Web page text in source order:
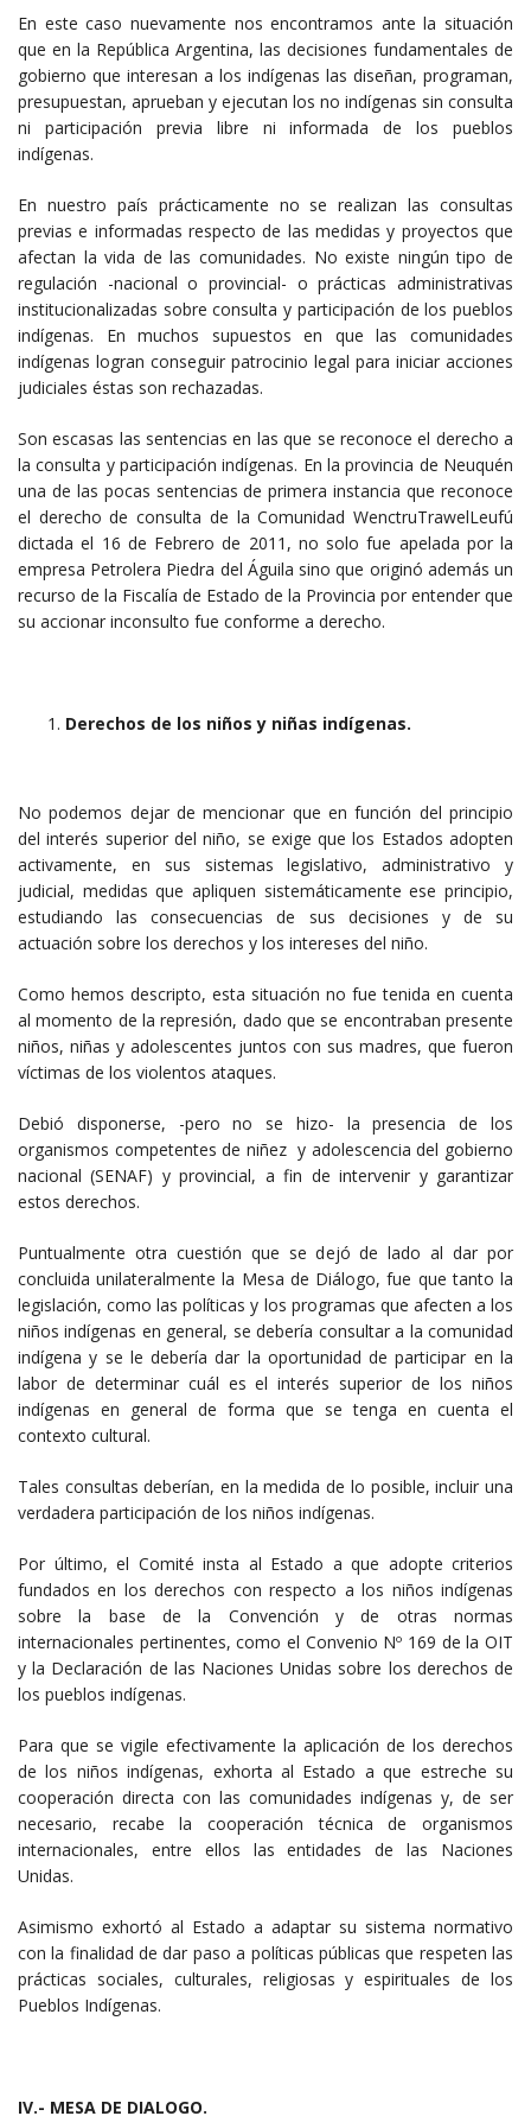
En este caso nuevamente nos encontramos ante la situación
que en la República Argentina, las decisiones fundamentales de
gobierno que interesan a los indígenas las diseñan, programan,
presupuestan, aprueban y ejecutan los no indígenas sin consulta
ni participación previa libre ni informada de los pueblos
indígenas.
En nuestro país prácticamente no se realizan las consultas
previas e informadas respecto de las medidas y proyectos que
afectan la vida de las comunidades. No existe ningún tipo de
regulación -nacional o provincial- o prácticas administrativas
institucionalizadas sobre consulta y participación de los pueblos
indígenas. En muchos supuestos en que las comunidades
indígenas logran conseguir patrocinio legal para iniciar acciones
judiciales éstas son rechazadas.
Son escasas las sentencias en las que se reconoce el derecho a
la consulta y participación indígenas. En la provincia de Neuquén
una de las pocas sentencias de primera instancia que reconoce
el derecho de consulta de la Comunidad WenctruTrawelLeufú
dictada el 16 de Febrero de 2011, no solo fue apelada por la
empresa Petrolera Piedra del Águila sino que originó además un
recurso de la Fiscalía de Estado de la Provincia por entender que
su accionar inconsulto fue conforme a derecho.
Derechos de los niños y niñas indígenas.
No podemos dejar de mencionar que en función del principio
del interés superior del niño, se exige que los Estados adopten
activamente, en sus sistemas legislativo, administrativo y
judicial, medidas que apliquen sistemáticamente ese principio,
estudiando las consecuencias de sus decisiones y de su
actuación sobre los derechos y los intereses del niño.
Como hemos descripto, esta situación no fue tenida en cuenta
al momento de la represión, dado que se encontraban presente
niños, niñas y adolescentes juntos con sus madres, que fueron
víctimas de los violentos ataques.
Debió disponerse, -pero no se hizo- la presencia de los
organismos competentes de niñez y adolescencia del gobierno
nacional (SENAF) y provincial, a fin de intervenir y garantizar
estos derechos.
Puntualmente otra cuestión que se dejó de lado al dar por
concluida unilateralmente la Mesa de Diálogo, fue que tanto la
legislación, como las políticas y los programas que afecten a los
niños indígenas en general, se debería consultar a la comunidad
indígena y se le debería dar la oportunidad de participar en la
labor de determinar cuál es el interés superior de los niños
indígenas en general de forma que se tenga en cuenta el
contexto cultural.
Tales consultas deberían, en la medida de lo posible, incluir una
verdadera participación de los niños indígenas.
Por último, el Comité insta al Estado a que adopte criterios
fundados en los derechos con respecto a los niños indígenas
sobre la base de la Convención y de otras normas
internacionales pertinentes, como el Convenio Nº 169 de la OIT
y la Declaración de las Naciones Unidas sobre los derechos de
los pueblos indígenas.
Para que se vigile efectivamente la aplicación de los derechos
de los niños indígenas, exhorta al Estado a que estreche su
cooperación directa con las comunidades indígenas y, de ser
necesario, recabe la cooperación técnica de organismos
internacionales, entre ellos las entidades de las Naciones
Unidas.
Asimismo exhortó al Estado a adaptar su sistema normativo
con la finalidad de dar paso a políticas públicas que respeten las
prácticas sociales, culturales, religiosas y espirituales de los
Pueblos Indígenas.
IV.- MESA DE DIALOGO.